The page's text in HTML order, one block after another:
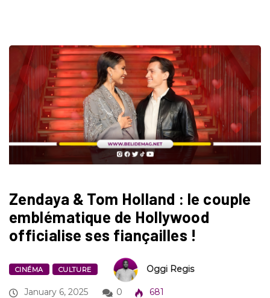
Zendaya & Tom Holland : le couple
emblématique de Hollywood
officialise ses fiançailles !
CINÉMA CULTURE Oggi Regis
January 6, 2025 0
681